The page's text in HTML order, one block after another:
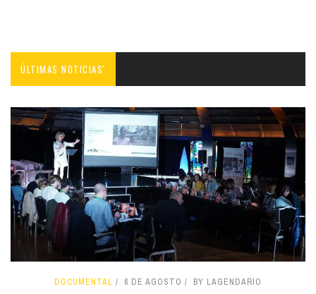
ÚLTIMAS NOTICIAS'
DOCUMENTAL 6 DE AGOSTO BY LAGENDARIO